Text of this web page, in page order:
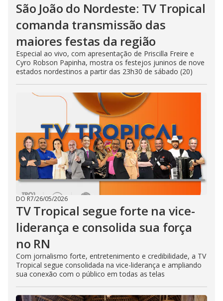
São João do Nordeste: TV Tropical
comanda transmissão das
maiores festas da região
Especial ao vivo, com apresentação de Priscilla Freire e
Cyro Robson Papinha, mostra os festejos juninos de nove
estados nordestinos a partir das 23h30 de sábado (20)
DO R7/26/05/2026
TV Tropical segue forte na vice-
liderança e consolida sua força
no RN
Com jornalismo forte, entretenimento e credibilidade, a TV
Tropical segue consolidada na vice-liderança e ampliando
sua conexão com o público em todas as telas